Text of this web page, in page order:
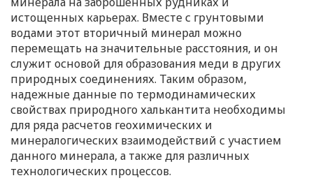
истощенных карьерах. Вместе с грунтовыми
водами этот вторичный минерал можно
перемещать на значительные расстояния, и он
служит основой для образования меди в других
природных соединениях. Таким образом,
надежные данные по термодинамических
свойствах природного халькантита необходимы
для ряда расчетов геохимических и
минералогических взаимодействий с участием
данного минерала, а также для различных
технологических процессов.